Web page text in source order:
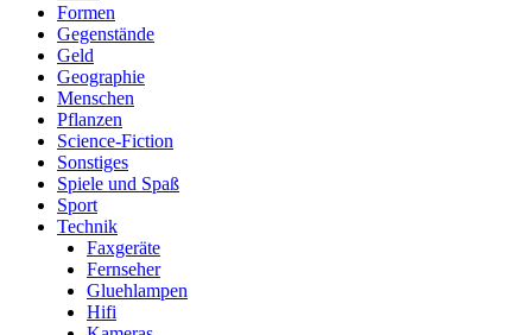
Formen
Gegenstände
Geld
Geographie
Menschen
Pflanzen
Science-Fiction
Sonstiges
Spiele und Spaß
Sport
Technik
Faxgeräte
Fernseher
Gluehlampen
Hifi